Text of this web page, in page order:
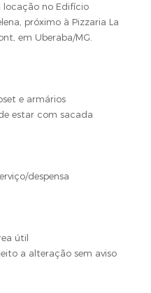
no Edifício
próximo à Pizzaria La
em Uberaba/MG.
e armários
estar com sacada
despensa
útil
a alteração sem aviso